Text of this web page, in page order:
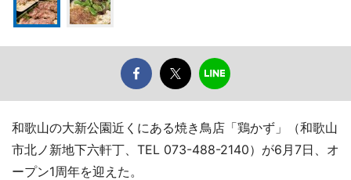
和歌山の大新公園近くにある焼き鳥店「鶏かず」（和歌山
市北ノ新地下六軒丁、TEL 073-488-2140）が6月7日、オ
ープン1周年を迎えた。